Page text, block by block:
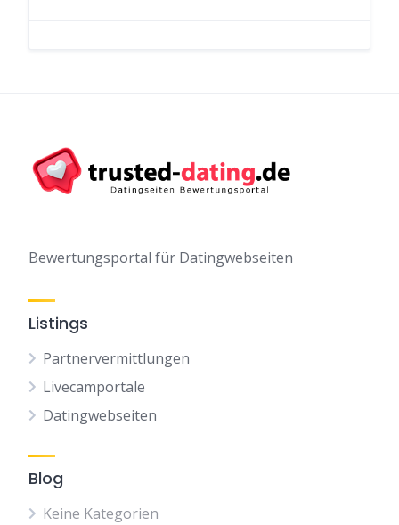
Bewertungsportal für Datingwebseiten
Listings
Partnervermittlungen
Livecamportale
Datingwebseiten
Blog
Keine Kategorien